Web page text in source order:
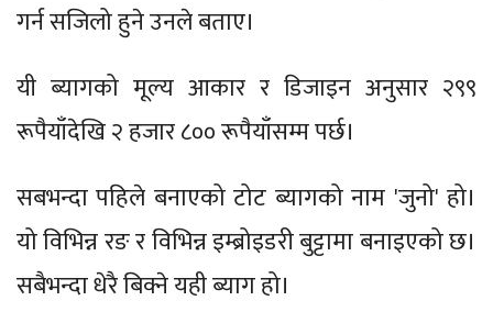
गर्न सजिलो हुने उनले बताए।
यी ब्यागको मूल्य आकार र डिजाइन अनुसार २९९
रूपैयाँदेखि २ हजार ८०० रूपैयाँसम्म पर्छ।
सबभन्दा पहिले बनाएको टोट ब्यागको नाम 'जुनो' हो।
यो विभिन्न रङ र विभिन्न इम्ब्रोइडरी बुट्टामा बनाइएको छ।
सबैभन्दा धेरै बिक्ने यही ब्याग हो।